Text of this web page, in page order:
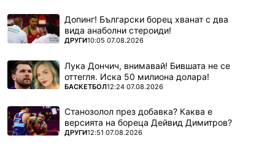
Допинг! Български борец хванат с два
вида анаболни стероиди!
ПОВЕЧЕ ОТ
ДРУГИ10:05 07.08.2026
Лука Дончич, внимавай! Бившата не се
оттегля. Иска 50 милиона долара!
ПОВЕЧЕ ОТ
БАСКЕТБОЛ12:24 07.08.2026
Станозолол през добавка? Каква е
версията на бореца Дейвид Димитров?
ПОВЕЧЕ ОТ
ДРУГИ12:51 07.08.2026